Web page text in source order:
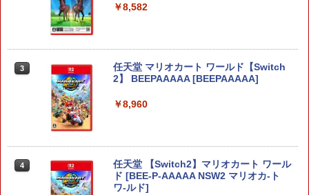
￥8,582
3
任天堂 マリオカート ワールド【Switch
2】 BEEPAAAAA [BEEPAAAAA]
￥8,960
4
任天堂 【Switch2】マリオカート ワール
ド [BEE-P-AAAAA NSW2 マリオカ-ト
ワ-ルド]